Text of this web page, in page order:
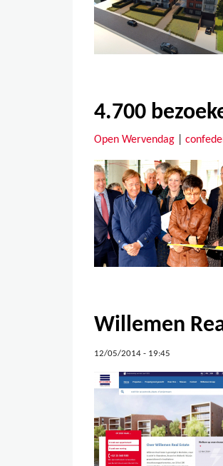
4.700
Open Wervendag
Willemen
12/05/2014 - 19:45